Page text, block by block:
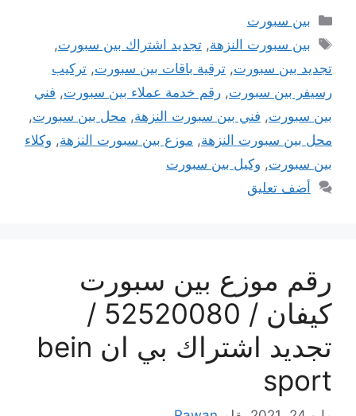
التصنيفات
بين سبورت
الوسوم
بين سبورت النزهة,تجديد اشتراك بين سبورت,
تجديد بين سبورت, ترقية باقات بين سبورت, تركيب
رسيفر بين سبورت, رقم خدمة عملاء بين سبورت, فني
بين سبورت, فني بين سبورت النزهة, محل بين سبورت,
محل بين سبورت النزهة, موزع بين سبورت النزهة, وكلاء
بين سبورت, وكيل بين سبورت
أضف تعليق
رقم موزع بين سبورت
كيفان / 52520080 /
تجديد اشتراك بي ان bein
sport